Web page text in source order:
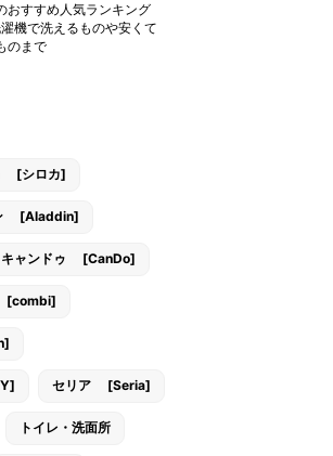
おすすめ人気ランキング
機で洗えるものや安くて
のまで
[シロカ]
[Aladdin]
キャンドゥ [CanDo]
[combi]
セリア [Seria]
トイレ・洗面所